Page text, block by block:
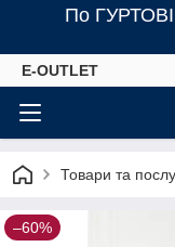
По
E-OUTLET
Товари та
–60%